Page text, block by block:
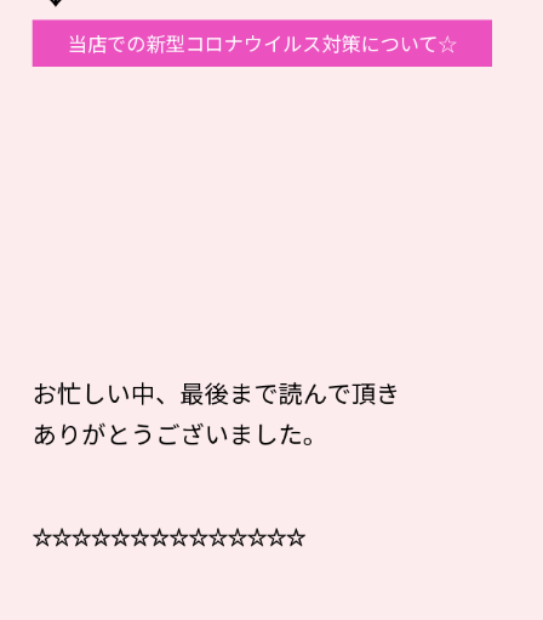
当店での新型コロナウイルス対策について☆
お忙しい中、最後まで読んで頂き
ありがとうございました。
☆☆☆☆☆☆☆☆☆☆☆☆☆☆